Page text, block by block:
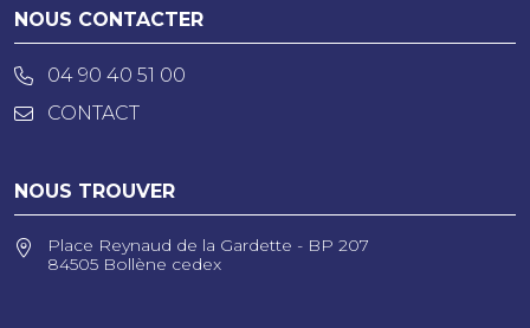
NOUS CONTACTER
04 90 40 51 00
CONTACT
NOUS TROUVER
Place Reynaud de la Gardette - BP 207
84505 Bollène cedex